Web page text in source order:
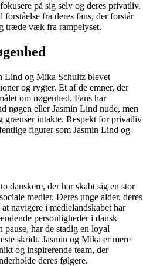
på sig selv og deres privatliv.
fra deres fans, der forstår
træde væk fra rampelyset.
Lind og Mika Schultz blevet
og rygter. Et af de emner, der
om nøgenhed. Fans har
nøgen eller Jasmin Lind nude, men
grænser intakte. Respekt for privatliv
figurer som Jasmin Lind og
danskere, der har skabt sig en stor
medier. Deres unge alder, deres
navigere i medielandskabet har
personligheder i dansk
har de stadig en loyal
skridt. Jasmin og Mika er mere
og inspirerende team, der
deres følgere.